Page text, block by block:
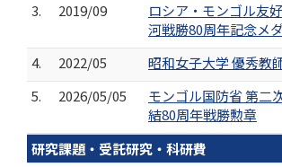
3.
2019/09
ロシア・モンゴル友
河戦勝80周年記念メ
4.
2022/05
昭和女子大学 優秀教
5.
2026/05/05
モンゴル国防省 第二
結80周年戦勝勲章
研究課題・受託研究・科研費